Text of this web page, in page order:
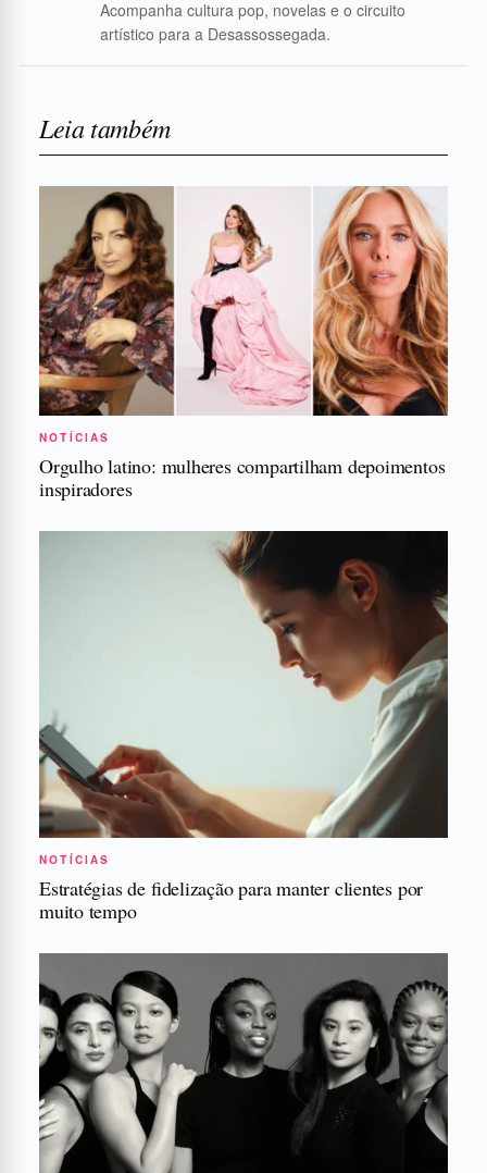
Acompanha cultura pop, novelas e o circuito
artístico para a Desassossegada.
Leia também
NOTÍCIAS
Orgulho latino: mulheres compartilham depoimentos
inspiradores
NOTÍCIAS
Estratégias de fidelização para manter clientes por
muito tempo